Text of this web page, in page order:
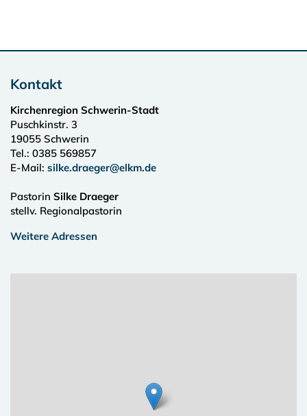
Kontakt
Kirchenregion Schwerin-Stadt
Puschkinstr. 3
19055 Schwerin
Tel.: 0385 569857
E-Mail: silke.draeger@elkm.de
Pastorin Silke Draeger
stellv. Regionalpastorin
Weitere Adressen